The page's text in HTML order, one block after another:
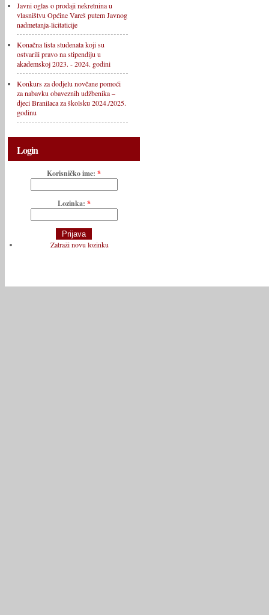
Javni oglas o prodaji nekretnina u
vlasništvu Općine Vareš putem Javnog
nadmetanja-licitaticije
Konačna lista studenata koji su
ostvarili pravo na stipendiju u
akademskoj 2023. - 2024. godini
Konkurs za dodjelu novčane pomoći
za nabavku obaveznih udžbenika –
djeci Branilaca za školsku 2024./2025.
godinu
Login
Korisničko ime: *
Lozinka: *
Zatraži novu lozinku